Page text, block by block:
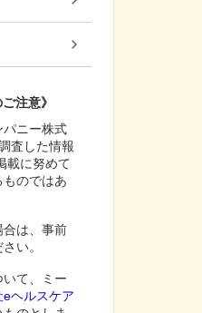
注意》
パニー株式
査した情報
載に努めて
のではあ
合は、事前
い。
て、ミー
eヘルスケア